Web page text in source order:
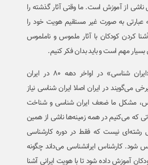
از آموزش است. ما وقتی آثار گذشته را
به صورت غیر مستقیم هویت خود را
کردن کودکان با آثار ملموس و ناملموس
بسیار مهم است و باید بدان فکر کنیم.
رشته دانشگاهی «ایران شناسی» در اواخر دهه ۸۰ در ایران
می‌گویند در ایران اصلا ایران شناسی نیاز
مشکل ما ضعف ایران شناسی و شناخت
که می‌کنیم در همه زمینه‌ها ناشی از همین
رشته‌ای نیست که فقط در دوره کارشناسی
شود. کارشناس ایرانشناسی می‌داند چگونه
آموزش داده شود تا با هویت ایرانی آشنا